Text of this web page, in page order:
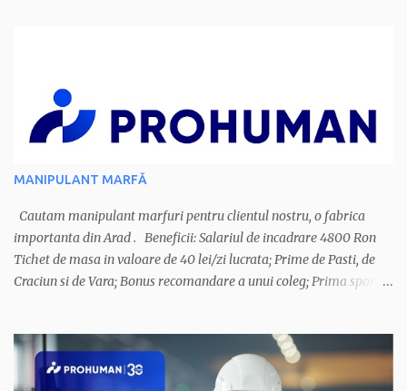
MANIPULANT MARFĂ
Cautam manipulant marfuri pentru clientul nostru, o fabrica
importanta din Arad . Beneficii: Salariul de incadrare 4800 Ron
Tichet de masa in valoare de 40 lei/zi lucrata; Prime de Pasti, de
Craciun si de Vara; Bonus recomandare a unui coleg; Prima sport;
Arad. Sinmartin, Macea, Curtici, Sofronea, Seitin, Semlac, Pecica,
Santoma, - Dorobanti, Iratos, Variasu Mare, Sanpaul, Olari,